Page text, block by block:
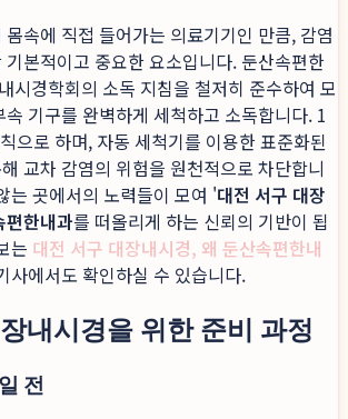
속에 직접 들어가는 의료기기인 만큼, 감염
본적이고 중요한 요소입니다. 둔산속편한
시경학회의 소독 지침을 철저히 준수하여 모
기구를 완벽하게 세척하고 소독합니다. 1
으로 하며, 자동 세척기를 이용한 표준화된
교차 감염의 위험을 원천적으로 차단합니
는 곳에서의 노력들이 모여 '대전 서구 대장
편한내과를 떠올리게 하는 신뢰의 기반이 됩
는 대전 서구 대장내시경, 왜 둔산속편한내
사에서도 확인하실 수 있습니다.
내시경을 위한 준비 과정
전